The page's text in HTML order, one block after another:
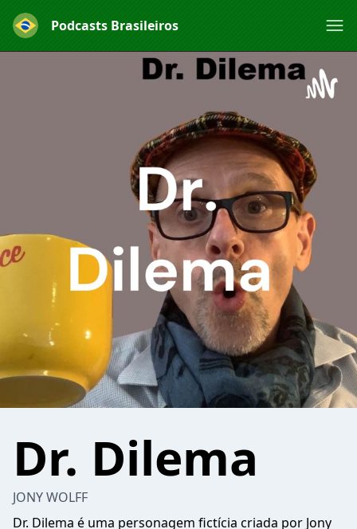
Podcasts Brasileiros
Dr. Dilema
JONY WOLFF
Dr. Dilema é uma personagem fictícia criada por Jony